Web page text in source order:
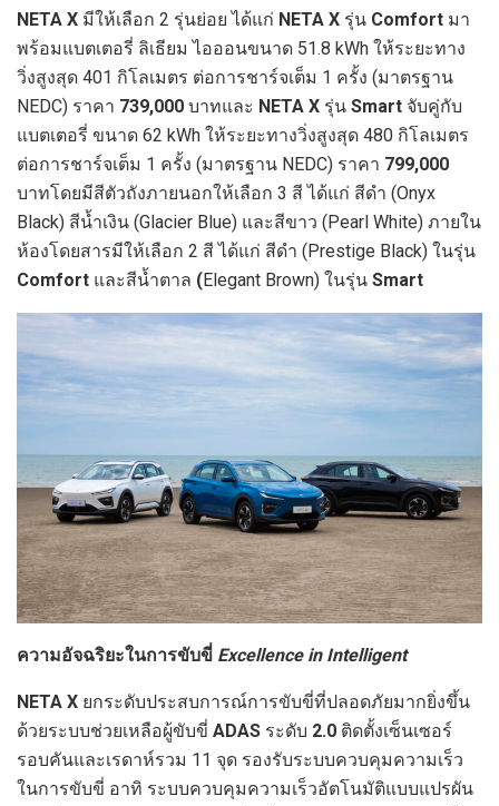
NETA X มีให้เลือก 2 รุ่นย่อย ได้แก่ NETA X รุ่น Comfort มา
พร้อมแบตเตอรี่ ลิเธียม ไอออนขนาด 51.8 kWh ให้ระยะทาง
วิ่งสูงสุด 401 กิโลเมตร ต่อการชาร์จเต็ม 1 ครั้ง (มาตรฐาน
NEDC) ราคา 739,000 บาทและ NETA X รุ่น Smart จับคู่กับ
แบตเตอรี่ ขนาด 62 kWh ให้ระยะทางวิ่งสูงสุด 480 กิโลเมตร
ต่อการชาร์จเต็ม 1 ครั้ง (มาตรฐาน NEDC) ราคา 799,000
บาทโดยมีสีตัวถังภายนอกให้เลือก 3 สี ได้แก่ สีดำ (Onyx
Black) สีน้ำเงิน (Glacier Blue) และสีขาว (Pearl White) ภายใน
ห้องโดยสารมีให้เลือก 2 สี ได้แก่ สีดำ (Prestige Black) ในรุ่น
Comfort และสีน้ำตาล (Elegant Brown) ในรุ่น Smart
ความอัจฉริยะในการขับขี่ Excellence in Intelligent
NETA X ยกระดับประสบการณ์การขับขี่ที่ปลอดภัยมากยิ่งขึ้น
ด้วยระบบช่วยเหลือผู้ขับขี่ ADAS ระดับ 2.0 ติดตั้งเซ็นเซอร์
รอบคันและเรดาห์รวม 11 จุด รองรับระบบควบคุมความเร็ว
ในการขับขี่ อาทิ ระบบควบคุมความเร็วอัตโนมัติแบบแปรผัน